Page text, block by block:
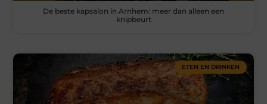
De beste kapsalon in Arnhem: meer dan alleen een
knipbeurt
ETEN EN DRINKEN